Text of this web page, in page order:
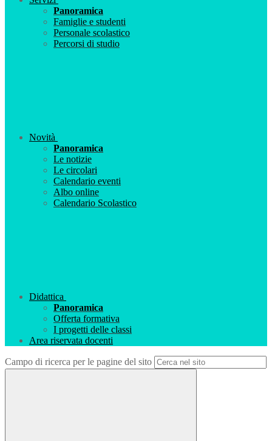
Panoramica
Famiglie e studenti
Personale scolastico
Percorsi di studio
Novità
Panoramica
Le notizie
Le circolari
Calendario eventi
Albo online
Calendario Scolastico
Didattica
Panoramica
Offerta formativa
I progetti delle classi
Area riservata docenti
Campo di ricerca per le pagine del sito